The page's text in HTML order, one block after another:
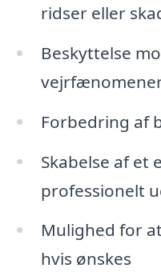
ridser eller
Beskyttelse
Forbedring af
Skabelse af et
professionelt
Mulighed for
hvis ønskes